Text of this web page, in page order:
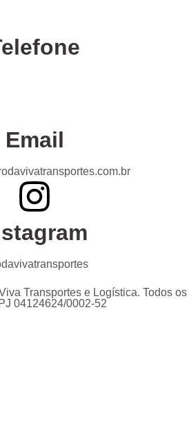
Email
Transportes e Logística. Todos os
04124624/0002-52